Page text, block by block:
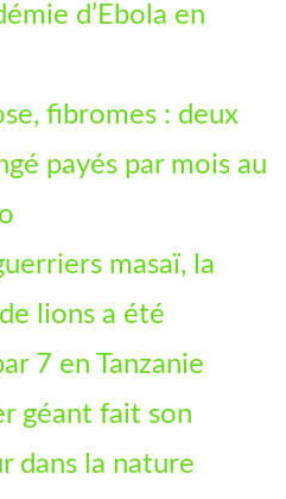
d’Ebola en
fibromes : deux
payés par mois au
masaï, la
lions a été
7 en Tanzanie
géant fait son
dans la nature